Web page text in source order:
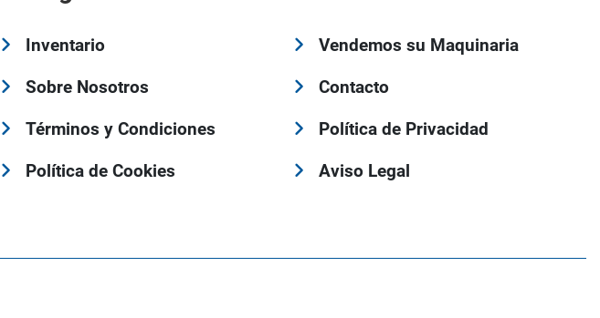
Inventario
Vendemos su Maquinaria
Sobre Nosotros
Contacto
Términos y Condiciones
Política de Privacidad
Política de Cookies
Aviso Legal